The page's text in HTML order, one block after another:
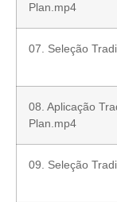
Plan.mp4
07. Seleção
08. Aplicação
Plan.mp4
09. Seleção